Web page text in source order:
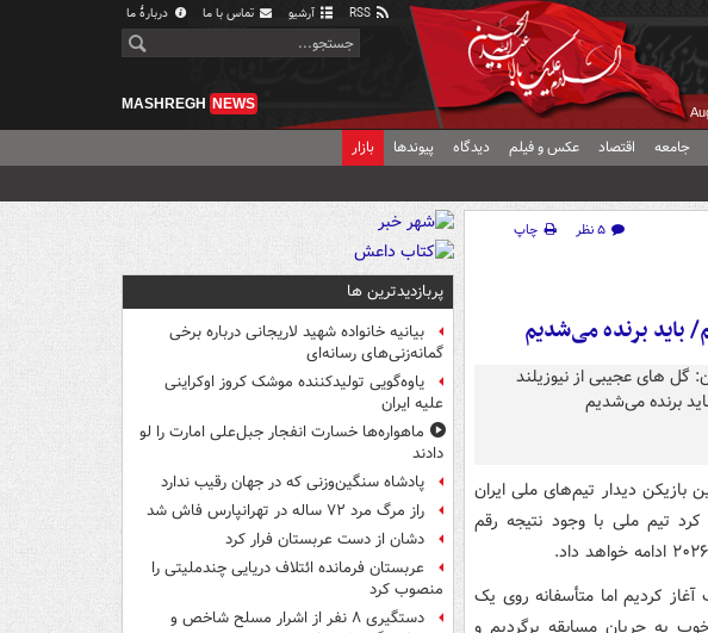
آرشیو تماس با ما دربارهٔ ما
MASHREGH NEWS
جامعه اقتصاد عکس و فیلم دیدگاه پیوندها بازار
۵ نظر
چاپ
باید برنده می‌شدیم
بازیکن دیدار تیم‌های ملی ایران
تیم ملی با وجود نتیجه رقم
کردیم اما متأسفانه روی یک
به جریان مسابقه برگردیم و
پربازدیدترین ها
بیانیه خانواده شهید لاریجانی درباره برخی
گمانه‌زنی‌های رسانه‌ای
یاوه‌گویی تولیدکننده موشک کروز اوکراینی
علیه ایران
ماهواره‌ها خسارت انفجار جبل‌علی امارت را لو
دادند
پادشاه سنگین‌وزنی که در جهان رقیب ندارد
راز مرگ مرد ۷۲ ساله در تهرانپارس فاش شد
دشان از دست عربستان فرار کرد
عربستان فرمانده ائتلاف دریایی چندملیتی را
منصوب کرد
دستگیری ۸ نفر از اشرار مسلح شاخص و